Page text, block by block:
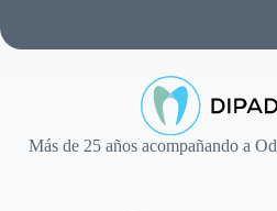
Más de 25 años acompañando a